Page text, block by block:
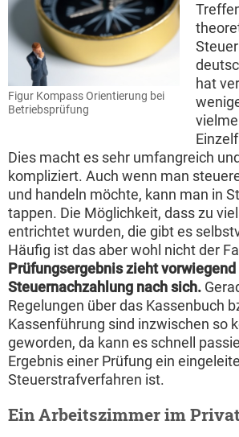
Figur Kompass Orientierung bei
Betriebsprüfung
hat
Dies macht es sehr umfangreich
kompliziert. Auch wenn man
und handeln möchte, kann man in
tappen. Die Möglichkeit, dass zu
entrichtet wurden, die gibt es
Häufig ist das aber wohl nicht der
Prüfungsergebnis zieht vorwiegend
Steuernachzahlung nach sich.
Regelungen über das Kassenbuch
Kassenführung sind inzwischen so
geworden, da kann es schnell
Ergebnis einer Prüfung ein
Steuerstrafverfahren ist.
Ein Arbeitszimmer im